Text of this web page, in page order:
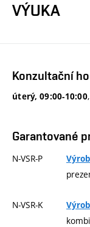
VÝUKA
Konzultační
úterý, 09:00-10:00
Garantované
N-VSR-P
N-VSR-K